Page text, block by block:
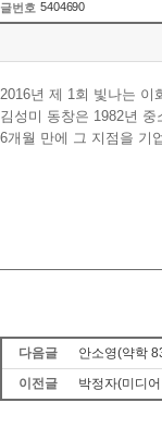
글번호 5404690
2016년 제 1회 빛나는 이
김성미 동창은 1982년
6개월 만에 그 지점을 기
다음글
안소영(약학
이전글
박정자(미디